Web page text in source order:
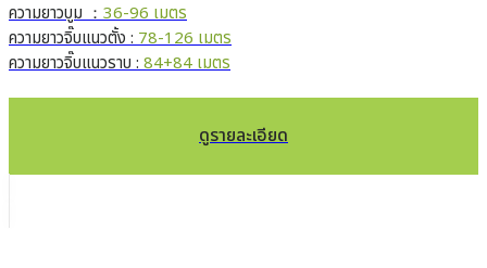
ความยาวบูม ：36-96 เมตร
ความยาวจิ๊บแนวตั้ง :78-126 เมตร
ความยาวจิ๊บแนวราบ :84+84 เมตร
ดูรายละเอียด